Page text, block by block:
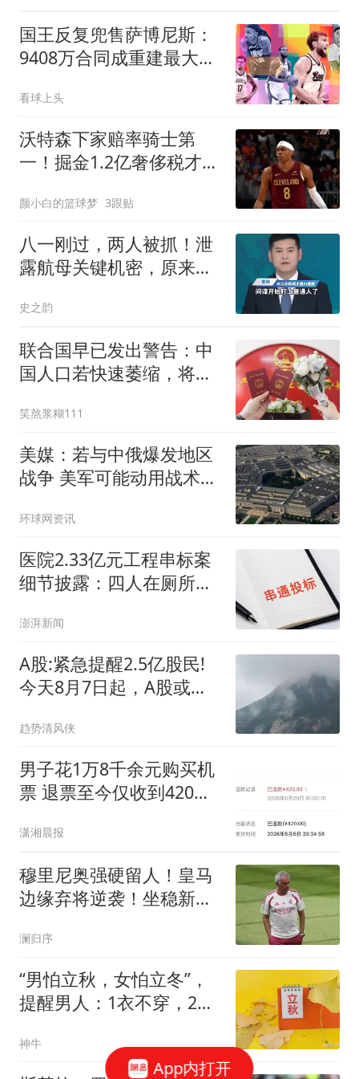
国王反复兜售萨博尼斯：
9408万合同成重建最大障
看球上头
沃特森下家赔率骑士第
一！掘金1.2亿奢侈税才能
颜小白的篮球梦 3跟贴
八一刚过，两人被抓！泄
露航母关键机密，原来间
史之韵
联合国早已发出警告：中
国人口若快速萎缩，将成
笑熬浆糊111
美媒：若与中俄爆发地区
战争 美军可能动用战术核
环球网资讯
医院2.33亿元工程串标案
细节披露：四人在厕所内
澎湃新闻
A股:紧急提醒2.5亿股民!
今天8月7日起，A股或可
趋势清风侠
男子花1万8千余元购买机
票 退票至今仅收到420元
潇湘晨报
穆里尼奥强硬留人！皇马
边缘弃将逆袭！坐稳新赛
澜归序
“男怕立秋，女怕立冬”，
提醒男人：1衣不穿，2瓜
神牛
App内打开